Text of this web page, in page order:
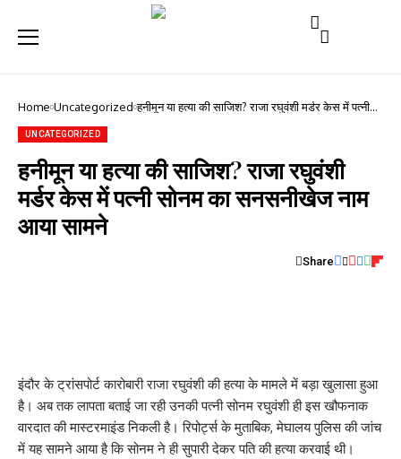
Home Uncategorized हनीमून या हत्या की साजिश? राजा रघुवंशी मर्डर केस में पत्नी
UNCATEGORIZED
हनीमून या हत्या की साजिश? राजा रघुवंशी
मर्डर केस में पत्नी सोनम का सनसनीखेज नाम
आया सामने
Share
इंदौर के ट्रांसपोर्ट कारोबारी राजा रघुवंशी की हत्या के मामले में बड़ा खुलासा हुआ
है। अब तक लापता बताई जा रही उनकी पत्नी सोनम रघुवंशी ही इस खौफनाक
वारदात की मास्टरमाइंड निकली है। रिपोर्ट्स के मुताबिक, मेघालय पुलिस की जांच
में यह सामने आया है कि सोनम ने ही सुपारी देकर पति की हत्या करवाई थी।